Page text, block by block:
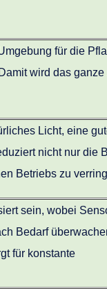
für die
wird das
Licht, eine
nicht nur die
Betriebs zu
sein, wobei
Bedarf
für konstante